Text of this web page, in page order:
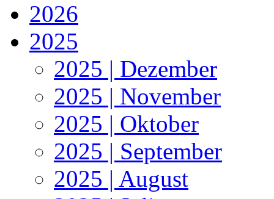
2026
2025
2025 | Dezember
2025 | November
2025 | Oktober
2025 | September
2025 | August